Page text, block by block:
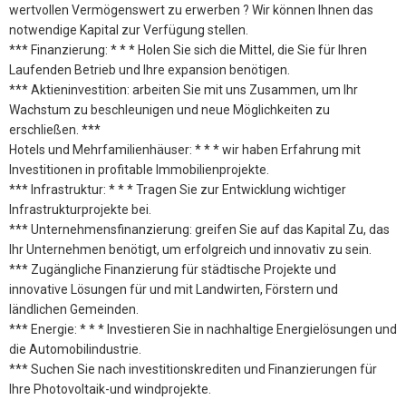
wertvollen Vermögenswert zu erwerben ? Wir können Ihnen das
notwendige Kapital zur Verfügung stellen.
*** Finanzierung: * * * Holen Sie sich die Mittel, die Sie für Ihren
Laufenden Betrieb und Ihre expansion benötigen.
*** Aktieninvestition: arbeiten Sie mit uns Zusammen, um Ihr
Wachstum zu beschleunigen und neue Möglichkeiten zu
erschließen. ***
Hotels und Mehrfamilienhäuser: * * * wir haben Erfahrung mit
Investitionen in profitable Immobilienprojekte.
*** Infrastruktur: * * * Tragen Sie zur Entwicklung wichtiger
Infrastrukturprojekte bei.
*** Unternehmensfinanzierung: greifen Sie auf das Kapital Zu, das
Ihr Unternehmen benötigt, um erfolgreich und innovativ zu sein.
*** Zugängliche Finanzierung für städtische Projekte und
innovative Lösungen für und mit Landwirten, Förstern und
ländlichen Gemeinden.
*** Energie: * * * Investieren Sie in nachhaltige Energielösungen und
die Automobilindustrie.
*** Suchen Sie nach investitionskrediten und Finanzierungen für
Ihre Photovoltaik-und windprojekte.